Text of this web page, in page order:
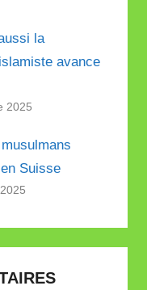
la
avance
2025
Suisse